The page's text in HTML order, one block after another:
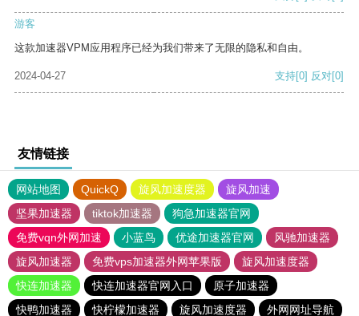
游客
这款加速器VPM应用程序已经为我们带来了无限的隐私和自由。
2024-04-27 支持[0] 反对[0]
友情链接
网站地图 QuickQ 旋风加速度器
旋风加速
坚果加速器
tiktok加速器
狗急加速器官网
免费vqn外网加速
小蓝鸟 优途加速器官网
风驰加速器
旋风加速器
免费vps加速器外网苹果版
旋风加速度器
快连加速器
快连加速器官网入口
原子加速器
快鸭加速器
快柠檬加速器 旋风加速度器 外网网址导航